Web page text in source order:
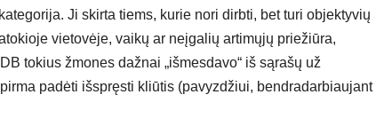
Ji skirta tiems, kurie nori dirbti, bet turi objektyvių
vietovėje, vaikų ar neįgalių artimųjų priežiūra,
tokius žmones dažnai „išmesdavo“ iš sąrašų už
padėti išspręsti kliūtis (pavyzdžiui, bendradarbiaujant